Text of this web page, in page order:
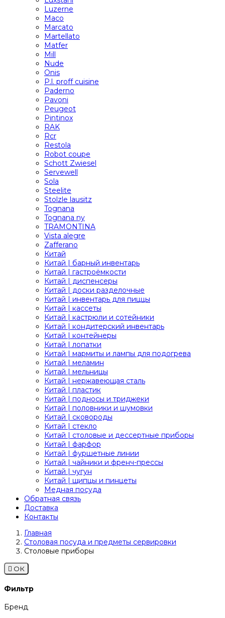
Luzerne
Maco
Marcato
Martellato
Matfer
Mill
Nude
Onis
P.l. proff cuisine
Paderno
Pavoni
Peugeot
Pintinox
RAK
Rcr
Restola
Robot coupe
Schott Zwiesel
Servewell
Sola
Steelite
Stolzle lausitz
Tognana
Tognana ny
TRAMONTINA
Vista alegre
Zafferano
Китай
Китай | барный инвентарь
Китай | гастроёмкости
Китай | диспенсеры
Китай | доски разделочные
Китай | инвентарь для пиццы
Китай | кассеты
Китай | кастрюли и сотейники
Китай | кондитерский инвентарь
Китай | контейнеры
Китай | лопатки
Китай | мармиты и лампы для подогрева
Китай | меламин
Китай | мельницы
Китай | нержавеющая сталь
Китай | пластик
Китай | подносы и триджеки
Китай | половники и шумовки
Китай | сковороды
Китай | стекло
Китай | столовые и дессертные приборы
Китай | фарфор
Китай | фуршетные линии
Китай | чайники и френч-прессы
Китай | чугун
Китай | щипцы и пинцеты
Медная посуда
Обратная связь
Доставка
Контакты
Главная
Столовая посуда и предметы сервировки
Столовые приборы
 ОК
Фильтр
Бренд